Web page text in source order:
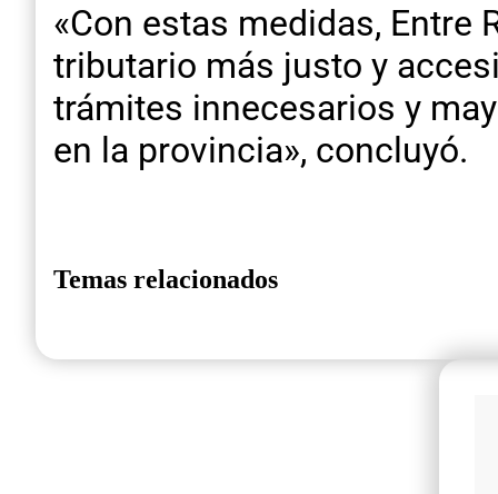
«Con estas medidas, Entre
tributario más justo y
trámites innecesarios y
en la provincia», concluyó.
Temas relacionados